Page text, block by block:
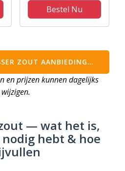
Voorkomt
Kalkafzetting |
Vaatwasser zout |
Bestel Nu
ZOUT AANBIEDING…
en prijzen kunnen dagelijks
wijzigen.
— wat het is,
hebt & hoe